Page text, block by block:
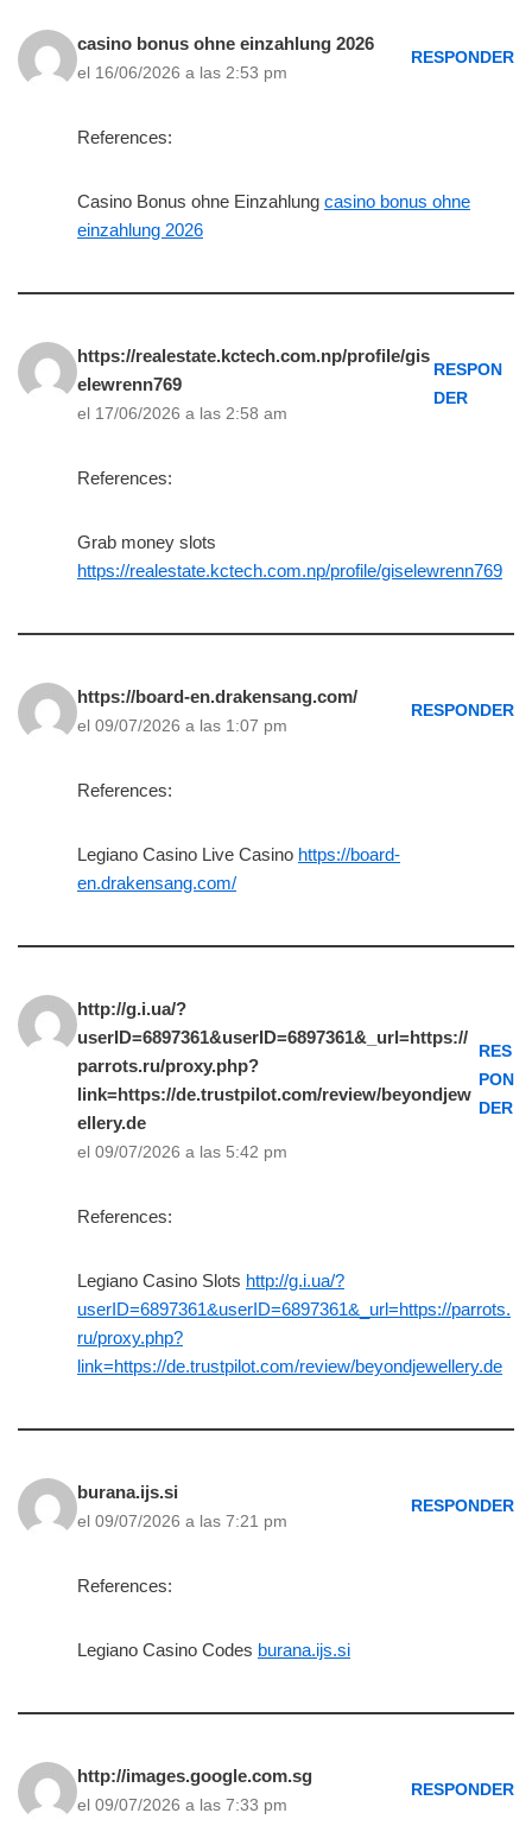
casino bonus ohne einzahlung 2026
el 16/06/2026 a las 2:53 pm
RESPONDER
References:
Casino Bonus ohne Einzahlung casino bonus ohne
einzahlung 2026
https://realestate.kctech.com.np/profile/gis
elewrenn769
el 17/06/2026 a las 2:58 am
RESPON
DER
References:
Grab money slots
https://realestate.kctech.com.np/profile/giselewrenn769
https://board-en.drakensang.com/
el 09/07/2026 a las 1:07 pm
RESPONDER
References:
Legiano Casino Live Casino https://board-
en.drakensang.com/
http://g.i.ua/?
userID=6897361&userID=6897361&_url=https://
parrots.ru/proxy.php?
link=https://de.trustpilot.com/review/beyondjew
ellery.de
el 09/07/2026 a las 5:42 pm
RES
PON
DER
References:
Legiano Casino Slots http://g.i.ua/?
userID=6897361&userID=6897361&_url=https://parrots.
ru/proxy.php?
link=https://de.trustpilot.com/review/beyondjewellery.de
burana.ijs.si
el 09/07/2026 a las 7:21 pm
RESPONDER
References:
Legiano Casino Codes burana.ijs.si
http://images.google.com.sg
el 09/07/2026 a las 7:33 pm
RESPONDER